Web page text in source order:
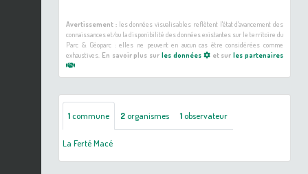
Avertissement :les données visualisables reflètent l'état d'avancement des
connaissances et/ou la disponibilité des données existantes sur le territoire du
Parc & Géoparc : elles ne peuvent en aucun cas être considérées comme
exhaustives. En savoir plus sur les données et surles partenaires
1commune 2organismes 1observateur
La Ferté Macé